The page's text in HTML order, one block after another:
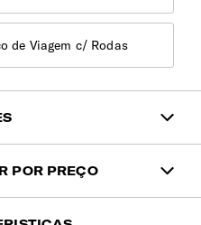
de Viagem c/ Rodas
POR PREÇO
< 100€